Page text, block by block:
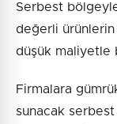
Serbest
değerli ürünlerin
düşük maliyetle
Firmalara
sunacak serbest